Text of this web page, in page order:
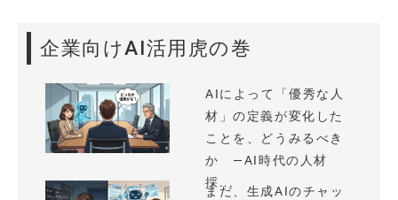
企業向けAI活用虎の巻
AIによって「優秀な人
材」の定義が変化した
ことを、どうみるべき
か —AI時代の人材
採...
まだ、生成AIのチャッ